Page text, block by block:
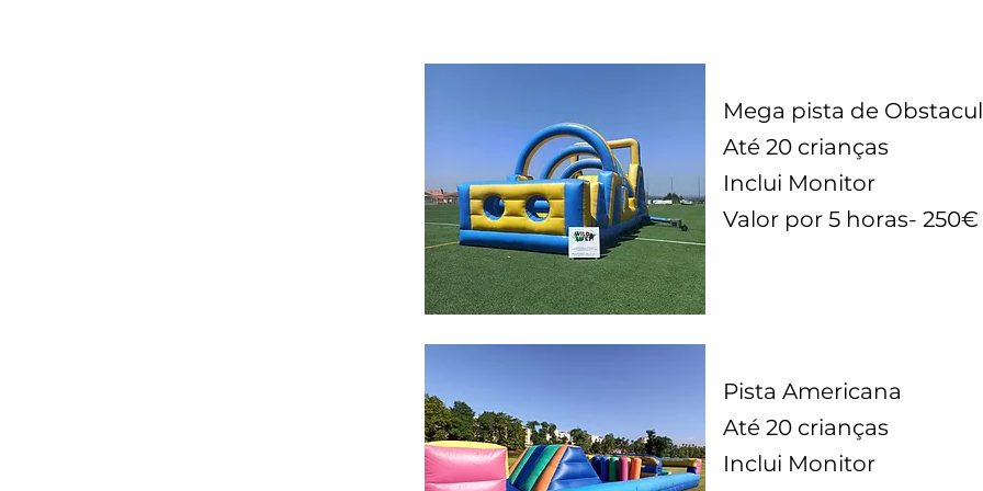
Mega pista de
Até 20 crianças
Inclui Monitor
Valor por 5 horas- 250€
Pista Americana
Até 20 crianças
Inclui Monitor